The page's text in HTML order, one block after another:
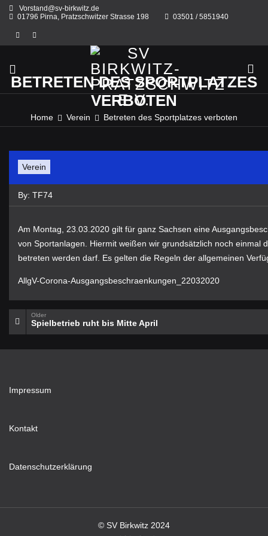
Skip
Vorstand@sv-birkwitz.de
01796 Pirna, Pratzschwitzer Strasse 198
03501 / 5851940
BETRETEN DES SPORTPLATZES
VERBOTEN
Home Verein Betreten des Sportplatzes verboten
Verein
By: TF74
Am Montag, 23.03.2020 gilt für ganz Sachsen eine
von Sportanlagen. Hiermit weißen wir grundsätzlich noch einmal
betreten werden darf. Es gelten die Regeln der allgemeinen
AllgV-Corona-Ausgangsbeschraenkungen_22032020
Older
Spielbetrieb ruht bis Mitte April
Impressum
Kontakt
Datenschutzerklärung
© SV Birkwitz 2024